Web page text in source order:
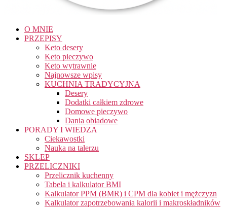
O MNIE
PRZEPISY
Keto desery
Keto pieczywo
Keto wytrawnie
Najnowsze wpisy
KUCHNIA TRADYCYJNA
Desery
Dodatki całkiem zdrowe
Domowe pieczywo
Dania obiadowe
PORADY I WIEDZA
Ciekawostki
Nauka na talerzu
SKLEP
PRZELICZNIKI
Przelicznik kuchenny
Tabela i kalkulator BMI
Kalkulator PPM (BMR) i CPM dla kobiet i mężczyzn
Kalkulator zapotrzebowania kalorii i makroskładników